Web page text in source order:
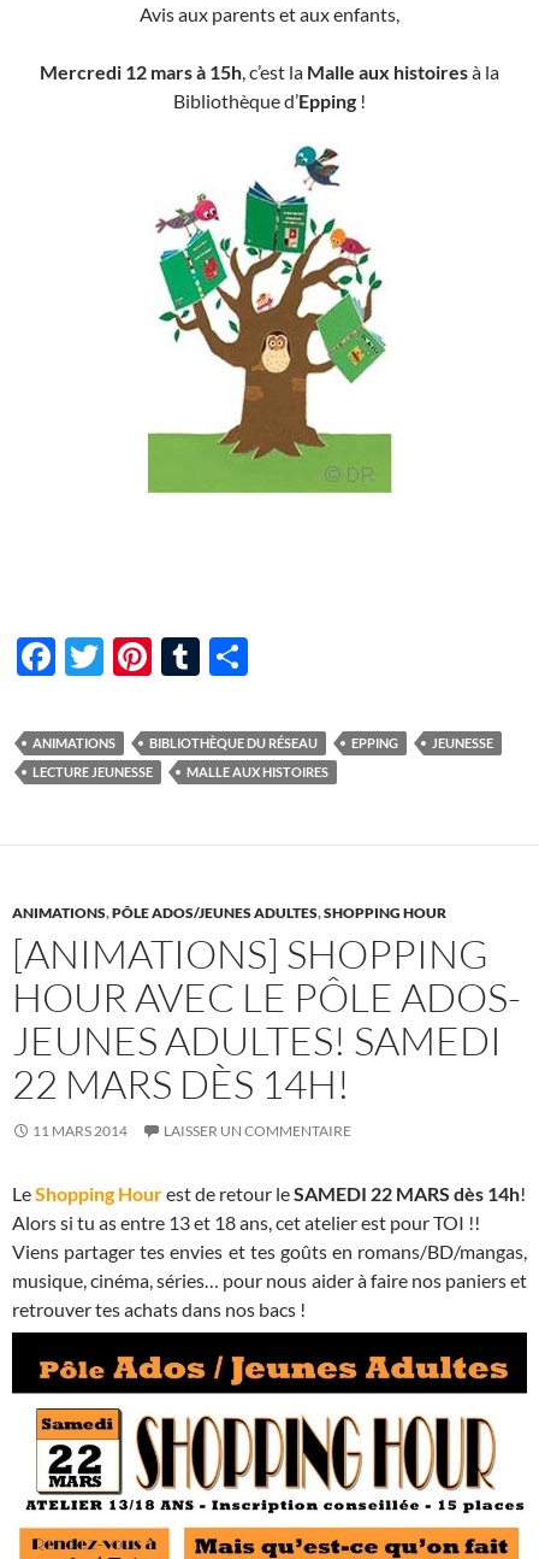
Avis aux parents et aux enfants,
Mercredi 12 mars à 15h , c’est la Malle aux histoiresà la
Bibliothèque d’Epping !
F
e
b
o
T
itt
er
Pi
er
es
T
m
bl
ta
g
ANIMATIONS BIBLIOTHÈQUE DU RÉSEAU EPPING
JEUNESSE
LECTURE JEUNESSE
MALLE AUX HISTOIRES
ANIMATIONS,PÔLE ADOS/JEUNES ADULTES,SHOPPING HOUR
[ANIMATIONS] SHOPPING
HOUR AVEC LE PÔLE ADOS-
JEUNES ADULTES! SAMEDI
22 MARS DÈS 14H!
11 MARS 2014 LAISSER UN COMMENTAIRE
LeShopping Hourest de retour leSAMEDI 22 MARS dès 14h!
Alors si tu as entre 13 et 18 ans, cet atelier est pour TOI !!
Viens partager tes envies et tes goûts en romans/BD/mangas,
musique, cinéma, séries… pour nous aider à faire nos paniers et
retrouver tes achats dans nos bacs !